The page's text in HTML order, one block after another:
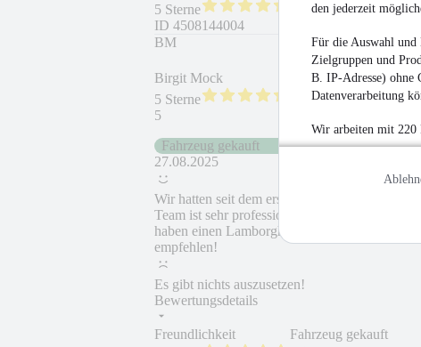
den jederzeit
Für die Auswahl und
Zielgruppen und
B. IP-Adresse) ohne
Datenverarbeitung
Wir arbeiten mit 220
5 Sterne
ID 4508144004
BM
Birgit Mock
5 Sterne
5
Fahrzeug gekauft
27.08.2025
Wir hatten seit dem ersten spontanen Besuch
Team ist sehr professionell und sympathisch.
haben einen Lamborghini Aventador SV
empfehlen!
Es gibt nichts auszusetzen!
Bewertungsdetails
Freundlichkeit
Fahrzeug gekauft